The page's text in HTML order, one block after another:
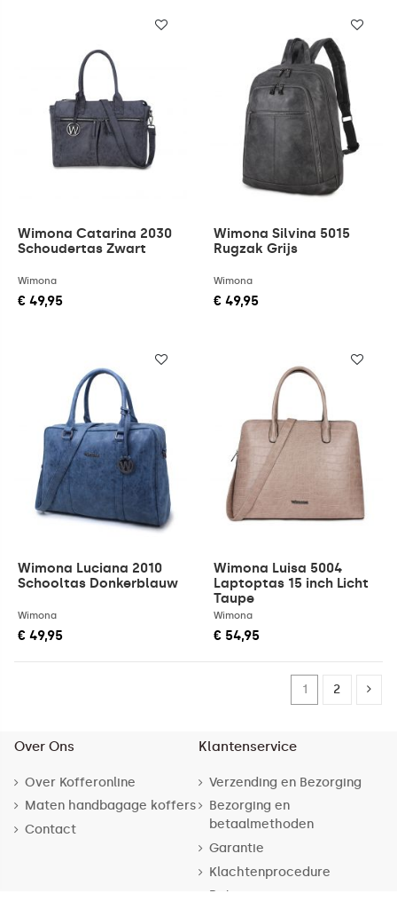
Wimona Catarina 2030
Schoudertas Zwart
Wimona
€ 49,95
Wimona Silvina 5015
Rugzak Grijs
Wimona
€ 49,95
Wimona Luciana 2010
Schooltas Donkerblauw
Wimona
€ 49,95
Wimona Luisa 5004
Laptoptas 15 inch Licht
Taupe
Wimona
€ 54,95
1 2
Over Ons
Over Kofferonline
Maten handbagage koffers
Contact
Klantenservice
Verzending en Bezorging
Bezorging en
betaalmethoden
Garantie
Klachtenprocedure
Retourneren